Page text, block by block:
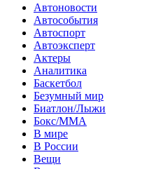
Автоновости
Автособытия
Автоспорт
Автоэксперт
Актеры
Аналитика
Баскетбол
Безумный мир
Биатлон/Лыжи
Бокс/MMA
В мире
В России
Вещи